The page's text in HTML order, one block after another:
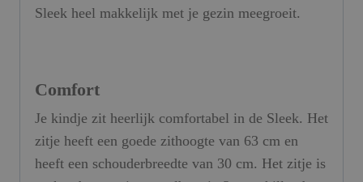
Sleek heel makkelijk met je gezin meegroeit.
Comfort
Je kindje zit heerlijk comfortabel in de Sleek. Het
zitje heeft een goede zithoogte van 63 cm en
heeft een schouderbreedte van 30 cm. Het zitje is